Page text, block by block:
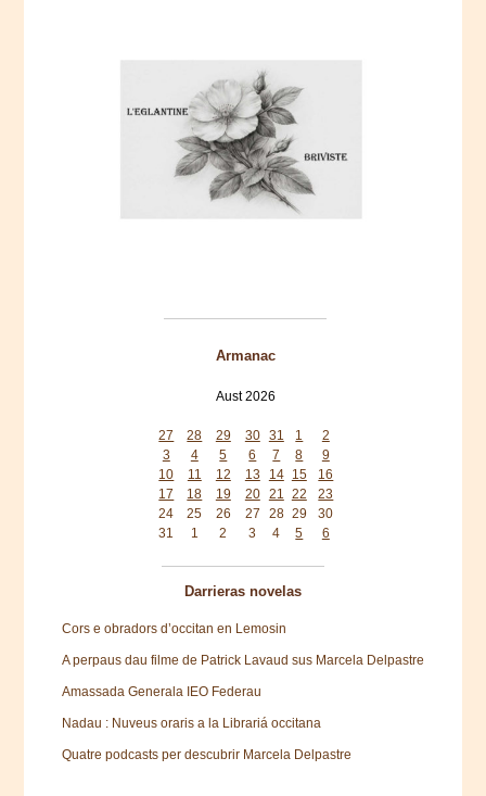
Armanac
Aust 2026
27
28 29 30 31 1
2
3
4 5 6 7 8
9
10
11 12 13 14 15
16
17
18 19 20 21 22
23
24
25 26 27 28 29
30
31
1 2 3 4 5 6
Darrieras novelas
Cors e obradors d’occitan en Lemosin
A perpaus dau filme de Patrick Lavaud sus Marcela Delpastre
Amassada Generala IEO Federau
Nadau : Nuveus oraris a la Librariá occitana
Quatre podcasts per descubrir Marcela Delpastre